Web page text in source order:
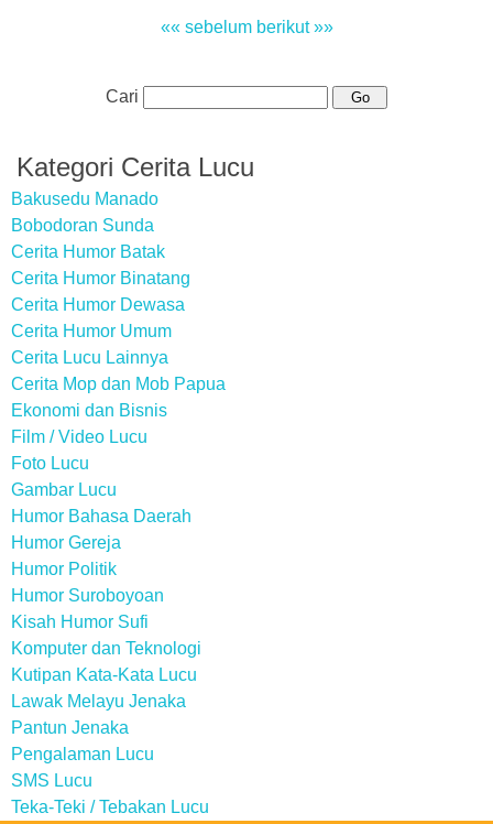
«« sebelum berikut »»
Cari
Kategori Cerita Lucu
Bakusedu Manado
Bobodoran Sunda
Cerita Humor Batak
Cerita Humor Binatang
Cerita Humor Dewasa
Cerita Humor Umum
Cerita Lucu Lainnya
Cerita Mop dan Mob Papua
Ekonomi dan Bisnis
Film / Video Lucu
Foto Lucu
Gambar Lucu
Humor Bahasa Daerah
Humor Gereja
Humor Politik
Humor Suroboyoan
Kisah Humor Sufi
Komputer dan Teknologi
Kutipan Kata-Kata Lucu
Lawak Melayu Jenaka
Pantun Jenaka
Pengalaman Lucu
SMS Lucu
Teka-Teki / Tebakan Lucu